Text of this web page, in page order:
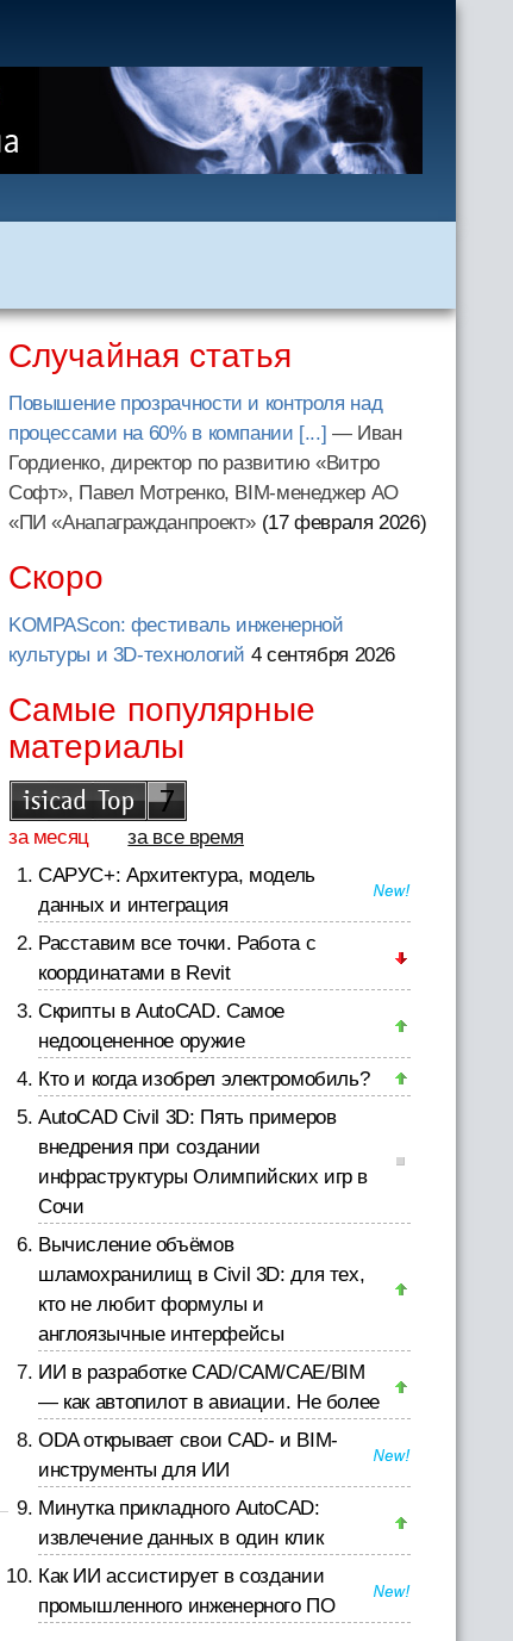
Случайная статья
Повышение прозрачности и контроля над
процессами на 60% в компании [...] — Иван
Гордиенко, директор по развитию «Витро
Софт», Павел Мотренко, BIM-менеджер АО
«ПИ «Анапагражданпроект» (17 февраля 2026)
Скоро
KOMPAScon: фестиваль инженерной
культуры и 3D-технологий 4 сентября 2026
Самые популярные
материалы
за месяц
за все время
САРУС+: Архитектура, модель
данных и интеграция
Расставим все точки. Работа с
координатами в Revit
Скрипты в AutoCAD. Самое
недооцененное оружие
Кто и когда изобрел электромобиль?
AutoCAD Civil 3D: Пять примеров
внедрения при создании
инфраструктуры Олимпийских игр в
Сочи
Вычисление объёмов
шламохранилищ в Civil 3D: для тех,
кто не любит формулы и
англоязычные интерфейсы
ИИ в разработке CAD/CAM/CAE/BIM
— как автопилот в авиации. Не более
ODA открывает свои CAD- и BIM-
инструменты для ИИ
Минутка прикладного AutoCAD:
извлечение данных в один клик
Как ИИ ассистирует в создании
промышленного инженерного ПО